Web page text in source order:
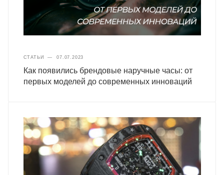
СТАТЬИ — 07.07.2023
Как появились брендовые наручные часы: от
первых моделей до современных инноваций